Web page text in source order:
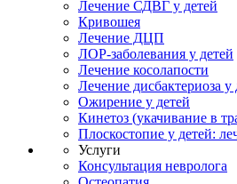
Лечение СДВГ у детей
Кривошея
Лечение ДЦП
ЛОР-заболевания у детей
Лечение косолапости
Лечение дисбактериоза у
Ожирение у детей
Кинетоз (укачивание в
Плоскостопие у детей:
Услуги
Консультация невролога